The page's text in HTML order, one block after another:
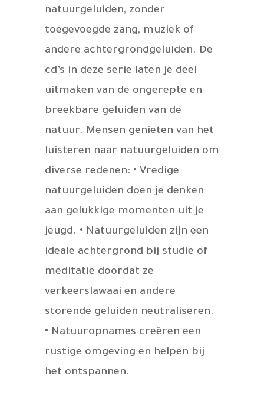
natuurgeluiden, zonder
toegevoegde zang, muziek of
andere achtergrondgeluiden. De
cd’s in deze serie laten je deel
uitmaken van de ongerepte en
breekbare geluiden van de
natuur. Mensen genieten van het
luisteren naar natuurgeluiden om
diverse redenen: • Vredige
natuurgeluiden doen je denken
aan gelukkige momenten uit je
jeugd. • Natuurgeluiden zijn een
ideale achtergrond bij studie of
meditatie doordat ze
verkeerslawaai en andere
storende geluiden neutraliseren.
• Natuuropnames creëren een
rustige omgeving en helpen bij
het ontspannen.